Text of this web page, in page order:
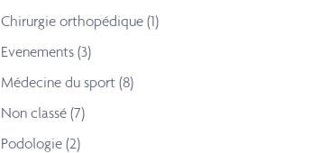
Chirurgie orthopédique(1)
Evenements(3)
Médecine du sport(8)
Non classé(7)
Podologie(2)